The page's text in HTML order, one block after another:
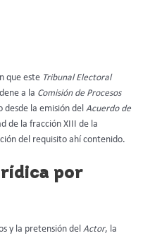
que este Tribunal Electoral
a la Comisión de Procesos
la emisión del Acuerdo de
de la fracción XIII de la
del requisito ahí contenido.
por
y la pretensión del Actor, la